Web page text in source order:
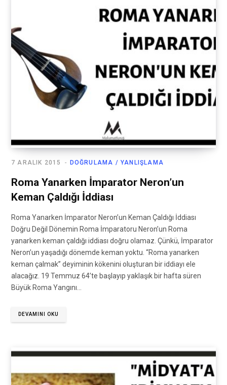
DOĞRULAMA / YANLIŞLAMA
7 ARALIK 2015
Roma Yanarken İmparator Neron’un
Keman Çaldığı İddiası
Roma Yanarken İmparator Neron’un Keman Çaldığı İddiası
Doğru Değil Dönemin Roma İmparatoru Neron’un Roma
yanarken keman çaldığı iddiası doğru olamaz. Çünkü, İmparator
Neron’un yaşadığı dönemde keman yoktu. “Roma yanarken
keman çalmak” deyiminin kökenini oluşturan bir iddiayı ele
alacağız. 19 Temmuz 64’te başlayıp yaklaşık bir hafta süren
Büyük Roma Yangını…
DEVAMINI OKU